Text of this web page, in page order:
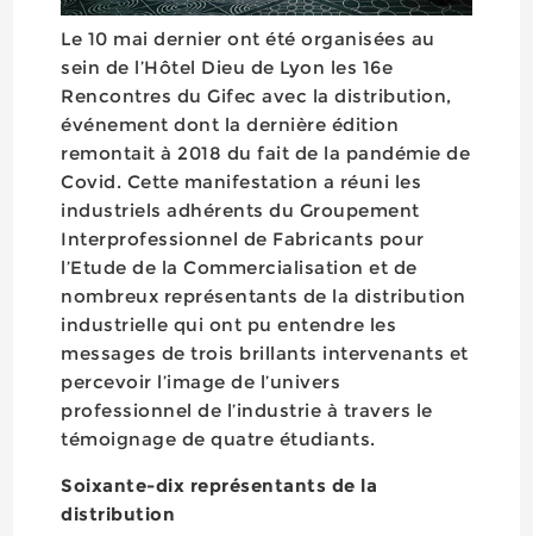
Le 10 mai dernier ont été organisées au
sein de l’Hôtel Dieu de Lyon les 16e
Rencontres du Gifec avec la distribution,
événement dont la dernière édition
remontait à 2018 du fait de la pandémie de
Covid. Cette manifestation a réuni les
industriels adhérents du Groupement
Interprofessionnel de Fabricants pour
l’Etude de la Commercialisation et de
nombreux représentants de la distribution
industrielle qui ont pu entendre les
messages de trois brillants intervenants et
percevoir l’image de l’univers
professionnel de l’industrie à travers le
témoignage de quatre étudiants.
Soixante-dix représentants de la
distribution